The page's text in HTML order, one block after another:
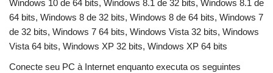
Windows 10 de 64 bits, Windows 8.1 de 32 bits, Windows 8.1 de
64 bits, Windows 8 de 32 bits, Windows 8 de 64 bits, Windows 7
de 32 bits, Windows 7 64 bits, Windows Vista 32 bits, Windows
Vista 64 bits, Windows XP 32 bits, Windows XP 64 bits
Conecte seu PC à Internet enquanto executa os seguintes